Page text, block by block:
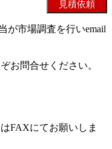
が市場調査を行いemail
お問合せください。
FAXにてお願いしま